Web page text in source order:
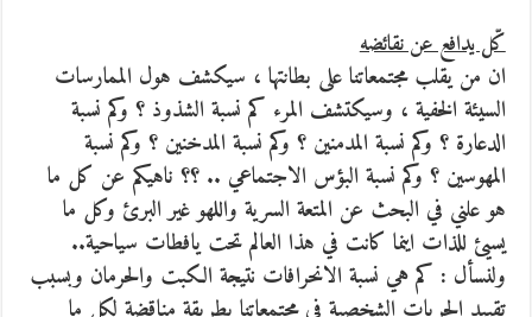
كّل يدافع عن نقائضه
ان من يقلب مجتمعاتنا على بطانتها ، سيكشف هول الممارسات
السيئة الخفية ، وسيكتشف المرء كم نسبة الشذوذ ؟ وكم نسبة
الدعارة ؟ وكم نسبة المدمنين ؟ وكم نسبة المدخنين ؟ وكم نسبة
المهوسين ؟ وكم نسبة البؤس الاجتماعي .. ؟؟ ناهيكم عن كل ما
هو علني في البحث عن المتعة السرية واللهو غير البرئ وكل ما
يسيئ للذات اينما كانت في هذا العالم تحت يافطات سياحية..
ولنسأل : كم هي نسبة الانحرافات نتيجة الكبت والحرمان وبسبب